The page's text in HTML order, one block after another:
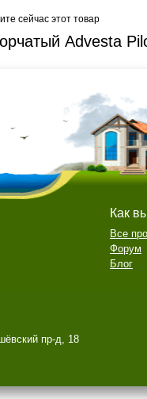
сейчас этот товар
Advesta
пр-д, 18
Как
Все
Форум
Блог